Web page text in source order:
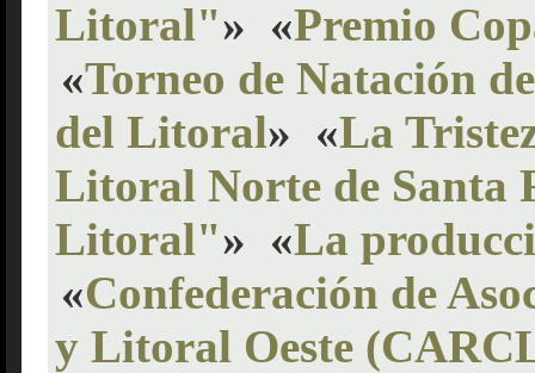
Litoral"» «Premio
«Torneo de Natación
del Litoral» «La
Litoral Norte de Santa
Litoral"» «La
«Confederación de
y Litoral Oeste